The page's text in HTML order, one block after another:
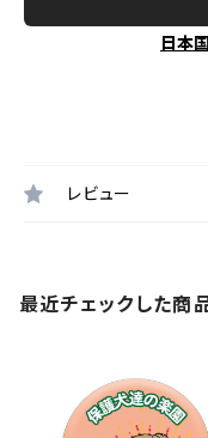
日本
レビュー
最近チェックした商